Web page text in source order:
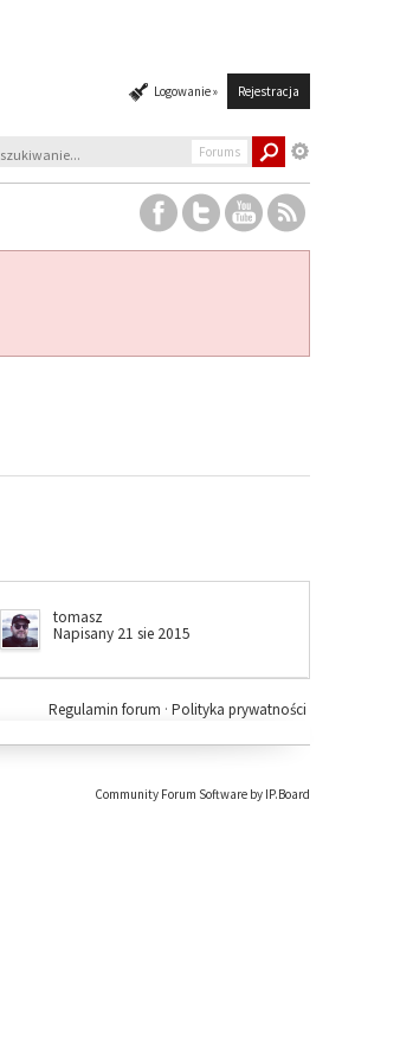
Logowanie » Rejestracja
Forums
tomasz
Napisany 21 sie 2015
Polityka prywatności
Regulamin forum ·
Community Forum Software by IP.Board